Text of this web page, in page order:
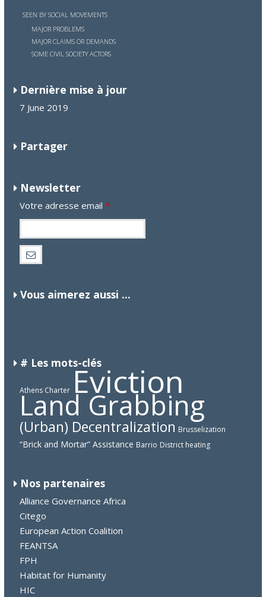
SEEN BY SOCIAL MOVEMENTS
MAJOR PROBLEMS
MAJOR CLAIMS OR DEMANDS
SOME CIVIL SOCIETY ACTORS
Dernière mise à jour
7 June 2019
Partager
Newsletter
Votre adresse email *
Vous aimerez aussi ...
# Les mots-clés
Athens Charter Eviction
Land Grabbing
(Urban) Decentralization Brusselization
“Brick and Mortar” Assistance Barrio District heating
Nos partenaires
Alliance Governance Africa
Citego
European Action Coalition
FEANTSA
FPH
Habitat for Humanity
HIC